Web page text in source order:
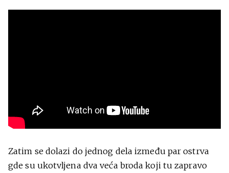
Zatim se dolazi do jednog dela između par ostrva
gde su ukotvljena dva veća broda koji tu zapravo